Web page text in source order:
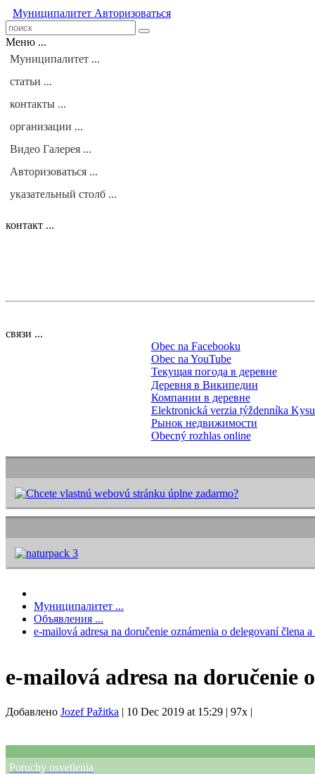
Муниципалитет Авторизоваться
Меню ...
Муниципалитет ...
статьи ...
контакты ...
организации ...
Видео Галерея ...
Авторизоваться ...
указательный столб ...
контакт ...
связи ...
Obec na Facebooku
Obec na YouTube
Текущая погода в деревне
Деревня в Википедии
Компании в деревне
Elektronická verzia týždenníka
Рынок недвижимости
Obecný rozhlas online
Муниципалитет ...
Объявления ...
e-mailová adresa na doručenie oznámenia o delegovaní člena
e-mailová adresa na doručenie
Добавлено Jozef Pažitka | 10 Dec 2019 at 15:29 | 97x |
Poruchy osvetlenia